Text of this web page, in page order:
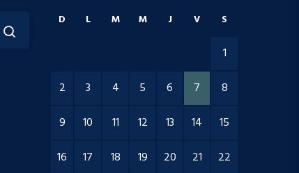
D L M M J V S
1
2
3 4 5 6 7
8
9
10 11 12 13 14
15
16
17 18 19 20 21
22